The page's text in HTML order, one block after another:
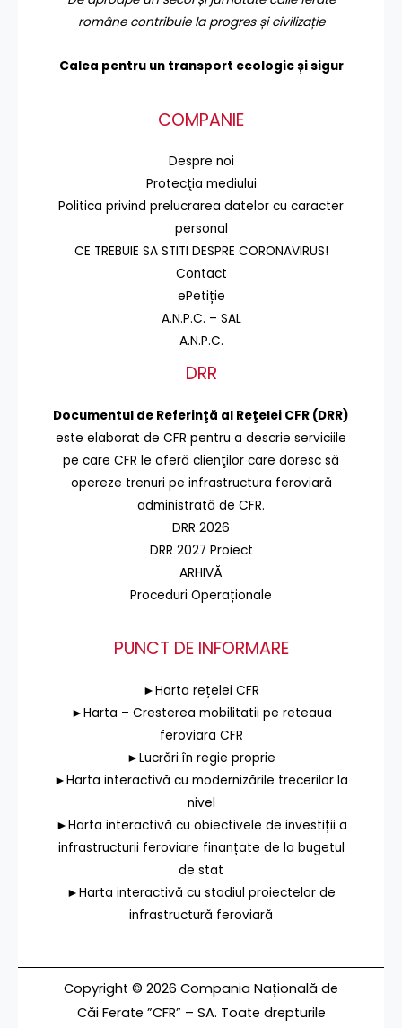
române contribuie la progres și civilizație
Calea pentru un transport ecologic și sigur
COMPANIE
Despre noi
Protecţia mediului
Politica privind prelucrarea datelor cu caracter
personal
CE TREBUIE SA STITI DESPRE CORONAVIRUS!
Contact
ePetiție
A.N.P.C. – SAL
A.N.P.C.
DRR
Documentul de Referinţă al Reţelei CFR (DRR)
este elaborat de CFR pentru a descrie serviciile
pe care CFR le oferă clienţilor care doresc să
opereze trenuri pe infrastructura feroviară
administrată de CFR.
DRR 2026
DRR 2027 Proiect
ARHIVĂ
Proceduri Operaționale
PUNCT DE INFORMARE
►Harta rețelei CFR
►Harta – Cresterea mobilitatii pe reteaua
feroviara CFR
►Lucrări în regie proprie
►Harta interactivă cu modernizările trecerilor la
nivel
►Harta interactivă cu obiectivele de investiții a
infrastructurii feroviare finanțate de la bugetul
de stat
►Harta interactivă cu stadiul proiectelor de
infrastructură feroviară
Copyright © 2026 Compania Națională de
Căi Ferate ”CFR” – SA. Toate drepturile